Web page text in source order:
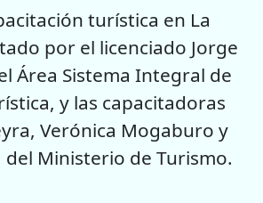
turística en La
por el licenciado Jorge
Área Sistema Integral de
y las capacitadoras
Verónica Mogaburo y
del Ministerio de Turismo.